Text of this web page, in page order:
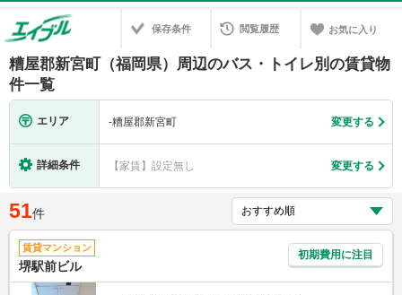
保存条件 閲覧履歴 お気に入り
糟屋郡新宮町（福岡県）周辺のバス・トイレ別の賃貸物
件一覧
エリア -糟屋郡新宮町 変更する
詳細条件 【家賃】設定無し 変更する
51件
賃貸マンション
堺駅前ビル
初期費用に注目